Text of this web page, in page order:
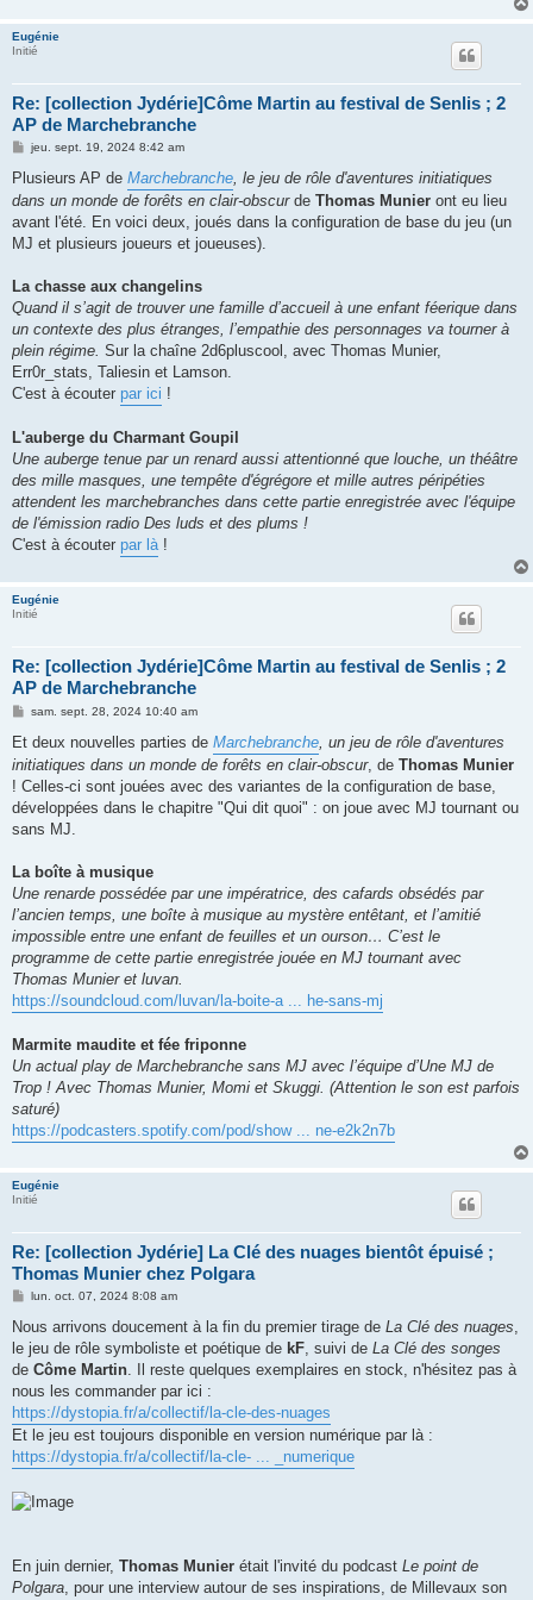
Eugénie
Initié
Re: [collection Jydérie]Côme Martin au festival de Senlis ; 2
AP de Marchebranche
M
s
a
g
e
jeu. sept. 19, 2024 8:42 am
Plusieurs AP de Marchebranche, le jeu de rôle d'aventures initiatiques
dans un monde de forêts en clair-obscurde Thomas Munier ont eu lieu
avant l'été. En voici deux, joués dans la configuration de base du jeu (un
MJ et plusieurs joueurs et joueuses).
La chasse aux changelins
Quand il s’agit de trouver une famille d’accueil à une enfant féerique dans
un contexte des plus étranges, l’empathie des personnages va tourner à
plein régime. Sur la chaîne 2d6pluscool, avec Thomas Munier,
Err0r_stats, Taliesin et Lamson.
C'est à écouter par ici !
L'auberge du Charmant Goupil
Une auberge tenue par un renard aussi attentionné que louche, un théâtre
des mille masques, une tempête d'égrégore et mille autres péripéties
attendent les marchebranches dans cette partie enregistrée avec l'équipe
de l'émission radio Des luds et des plums !
C'est à écouter par là!
Eugénie
Initié
Re: [collection Jydérie]Côme Martin au festival de Senlis ; 2
AP de Marchebranche
M
s
a
g
e
sam. sept. 28, 2024 10:40 am
Et deux nouvelles parties de Marchebranche , un jeu de rôle d'aventures
initiatiques dans un monde de forêts en clair-obscur, de Thomas Munier
! Celles-ci sont jouées avec des variantes de la configuration de base,
développées dans le chapitre "Qui dit quoi" : on joue avec MJ tournant ou
sans MJ.
La boîte à musique
Une renarde possédée par une impératrice, des cafards obsédés par
l’ancien temps, une boîte à musique au mystère entêtant, et l’amitié
impossible entre une enfant de feuilles et un ourson… C’est le
programme de cette partie enregistrée jouée en MJ tournant avec
Thomas Munier et luvan.
https://soundcloud.com/luvan/la-boite-a ... he-sans-mj
Marmite maudite et fée friponne
Un actual play de Marchebranche sans MJ avec l’équipe d’Une MJ de
Trop ! Avec Thomas Munier, Momi et Skuggi. (Attention le son est parfois
saturé)
https://podcasters.spotify.com/pod/show ... ne-e2k2n7b
Eugénie
Initié
Re: [collection Jydérie] La Clé des nuages bientôt épuisé ;
Thomas Munier chez Polgara
M
s
a
g
lun. oct. 07, 2024 8:08 am
Nous arrivons doucement à la fin du premier tirage de La Clé des nuages,
le jeu de rôle symboliste et poétique de kF, suivi de La Clé des songes
de Côme Martin. Il reste quelques exemplaires en stock, n'hésitez pas à
nous les commander par ici :
https://dystopia.fr/a/collectif/la-cle-des-nuages
Et le jeu est toujours disponible en version numérique par là :
https://dystopia.fr/a/collectif/la-cle- ... _numerique
En juin dernier, Thomas Munier était l'invité du podcast Le point de
Polgara , pour une interview autour de ses inspirations, de Millevaux son